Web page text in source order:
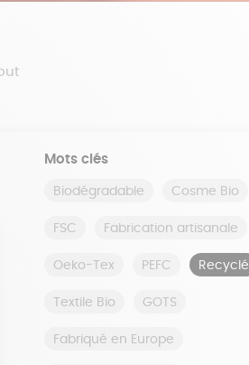
Mots clés
Biodégradable Cosme Bio
FSC Fabrication artisanale
Oeko-Tex PEFC Recyclé
Textile Bio GOTS
Fabriqué en Europe